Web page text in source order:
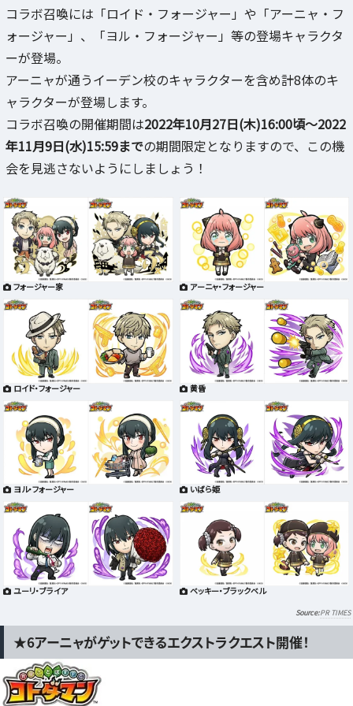
コラボ召喚には「ロイド・フォージャー」や「アーニャ・フ
ォージャー」、「ヨル・フォージャー」等の登場キャラクタ
ーが登場。
アーニャが通うイーデン校のキャラクターを含め計8体のキ
ャラクターが登場します。
コラボ召喚の開催期間は2022年10月27日(木)16:00頃～2022
年11月9日(水)15:59までの期間限定となりますので、この機
会を見逃さないようにしましょう！
フォージャー家 アーニャ・フォージャー
ロイド・フォージャー 黄昏
ヨル・フォージャー いばら姫
ユーリ・ブライア ベッキー・ブラックベル
PR TIMES
★6アーニャがゲットできるエクストラクエスト開催！